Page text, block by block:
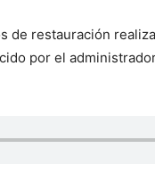
de restauración
por el